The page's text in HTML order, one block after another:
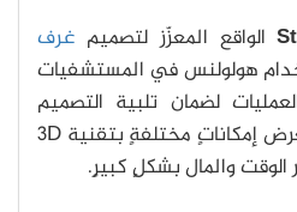
الواقع المعزّز لتصميم غرف
هولولنس في المستشفيات
لضمان تلبية التصميم
لمواصفاتها. كما يسمح بعرض إمكاناتٍ مختلفةٍ بتقنية 3D
الوقت والمال بشكلٍ كبيرٍ.